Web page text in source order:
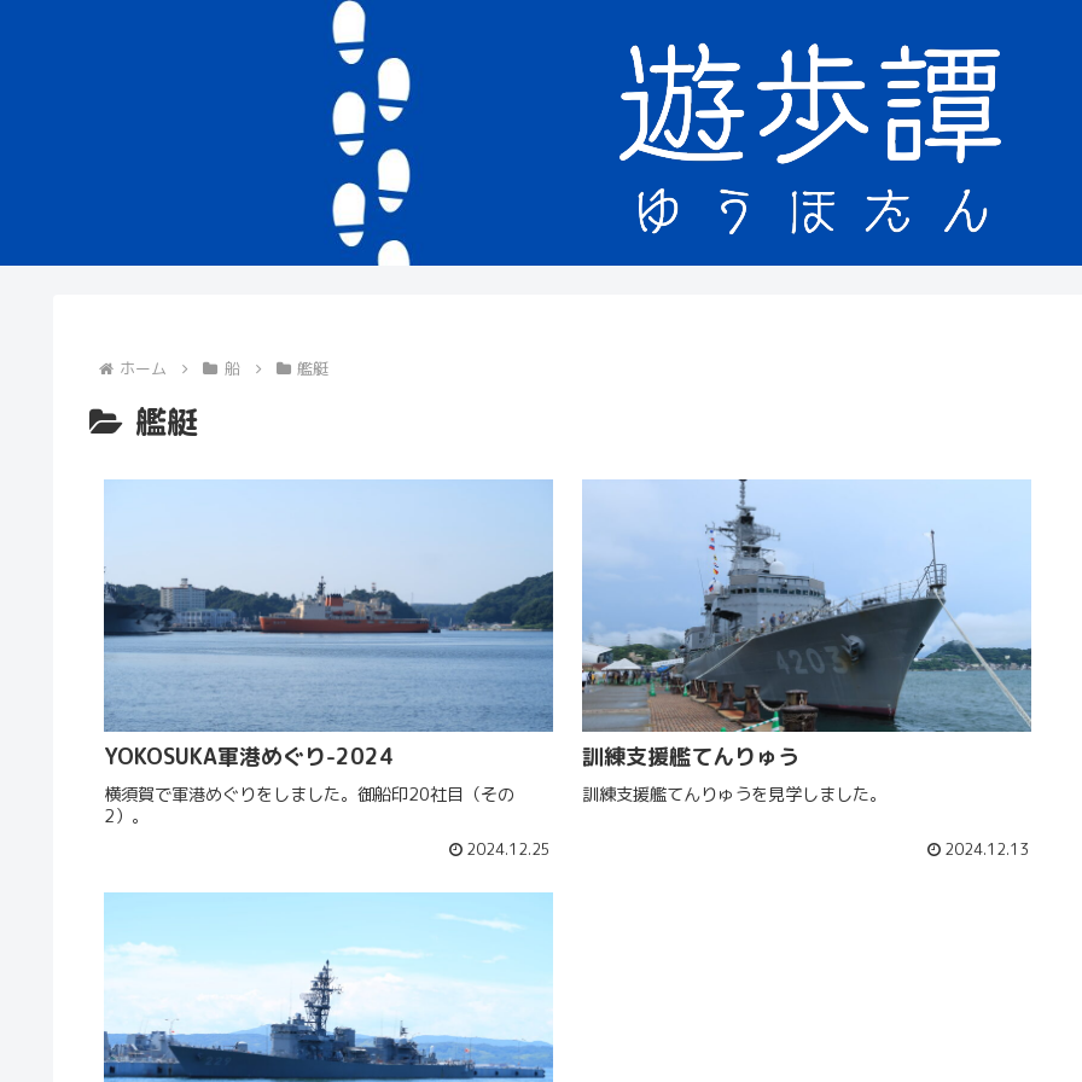
ホーム 船 艦艇
艦艇
YOKOSUKA軍港めぐり-2024
横須賀で軍港めぐりをしました。御船印20社目（その
2）。
2024.12.25
訓練支援艦てんりゅう
訓練支援艦てんりゅうを見学しました。
2024.12.13